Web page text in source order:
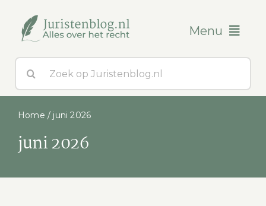
inhoud
Menu
Blogs
Over ons
Contact
naar:
Home / juni 2026
juni 2026